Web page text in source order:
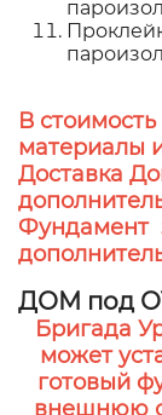
В
материалы
Доставка
Фундамент
ДОМ под
Бригада
может
готовый
внешнюю